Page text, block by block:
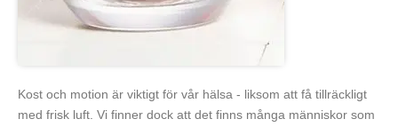
Kost och motion är viktigt för vår hälsa - liksom att få tillräckligt
med frisk luft. Vi finner dock att det finns många människor som